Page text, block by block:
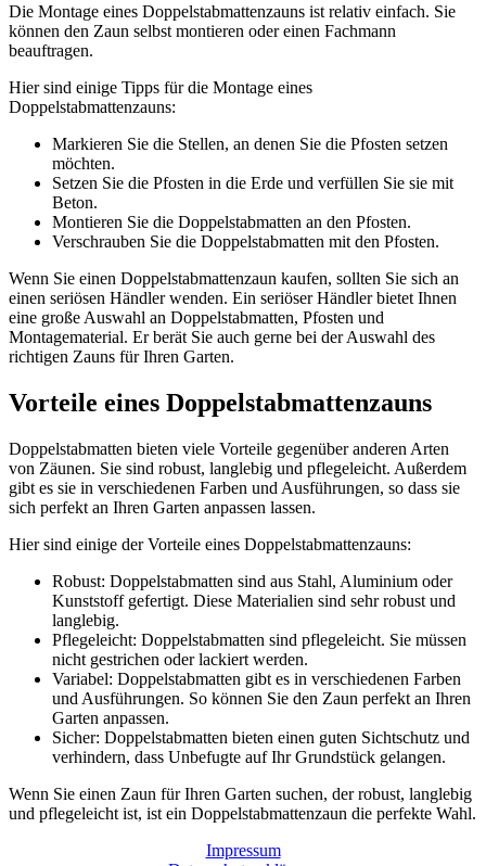
Die Montage eines Doppelstabmattenzauns ist relativ einfach. Sie
können den Zaun selbst montieren oder einen Fachmann
beauftragen.
Hier sind einige Tipps für die Montage eines
Doppelstabmattenzauns:
Markieren Sie die Stellen, an denen Sie die Pfosten setzen
möchten.
Setzen Sie die Pfosten in die Erde und verfüllen Sie sie mit
Beton.
Montieren Sie die Doppelstabmatten an den Pfosten.
Verschrauben Sie die Doppelstabmatten mit den Pfosten.
Wenn Sie einen Doppelstabmattenzaun kaufen, sollten Sie sich an
einen seriösen Händler wenden. Ein seriöser Händler bietet Ihnen
eine große Auswahl an Doppelstabmatten, Pfosten und
Montagematerial. Er berät Sie auch gerne bei der Auswahl des
richtigen Zauns für Ihren Garten.
Vorteile eines Doppelstabmattenzauns
Doppelstabmatten bieten viele Vorteile gegenüber anderen Arten
von Zäunen. Sie sind robust, langlebig und pflegeleicht. Außerdem
gibt es sie in verschiedenen Farben und Ausführungen, so dass sie
sich perfekt an Ihren Garten anpassen lassen.
Hier sind einige der Vorteile eines Doppelstabmattenzauns:
Robust: Doppelstabmatten sind aus Stahl, Aluminium oder
Kunststoff gefertigt. Diese Materialien sind sehr robust und
langlebig.
Pflegeleicht: Doppelstabmatten sind pflegeleicht. Sie müssen
nicht gestrichen oder lackiert werden.
Variabel: Doppelstabmatten gibt es in verschiedenen Farben
und Ausführungen. So können Sie den Zaun perfekt an Ihren
Garten anpassen.
Sicher: Doppelstabmatten bieten einen guten Sichtschutz und
verhindern, dass Unbefugte auf Ihr Grundstück gelangen.
Wenn Sie einen Zaun für Ihren Garten suchen, der robust, langlebig
und pflegeleicht ist, ist ein Doppelstabmattenzaun die perfekte Wahl.
Impressum